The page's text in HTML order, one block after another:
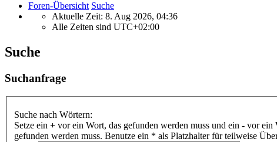
Foren-Übersicht Suche
Aktuelle Zeit: 8. Aug 2026, 04:36
Alle Zeiten sind UTC+02:00
Suche
Suchanfrage
Suche nach Wörtern:
Setze ein + vor ein Wort, das gefunden werden muss und ein - vor ein
gefunden werden muss. Benutze ein * als Platzhalter für teilweise